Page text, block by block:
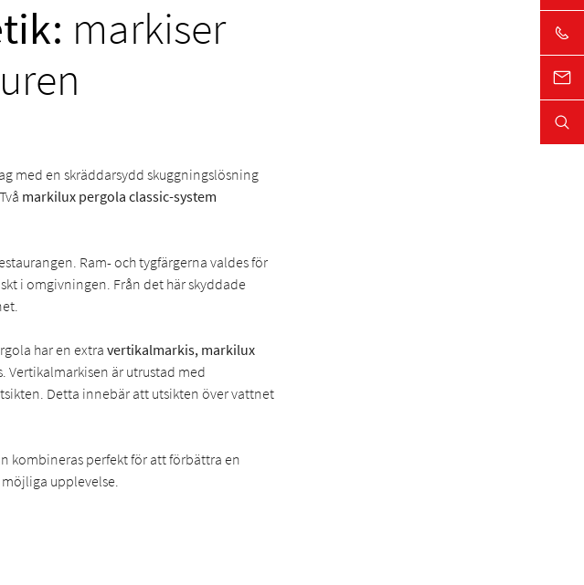
markiser
med en skräddarsydd skuggningslösning
markilux pergola classic-system
Ram- och tygfärgerna valdes för
i omgivningen. Från det här skyddade
har en extravertikalmarkis, markilux
Vertikalmarkisen är utrustad med
Detta innebär att utsikten över vattnet
kombineras perfekt för att förbättra en
upplevelse.